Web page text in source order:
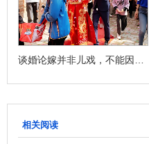
相关阅读